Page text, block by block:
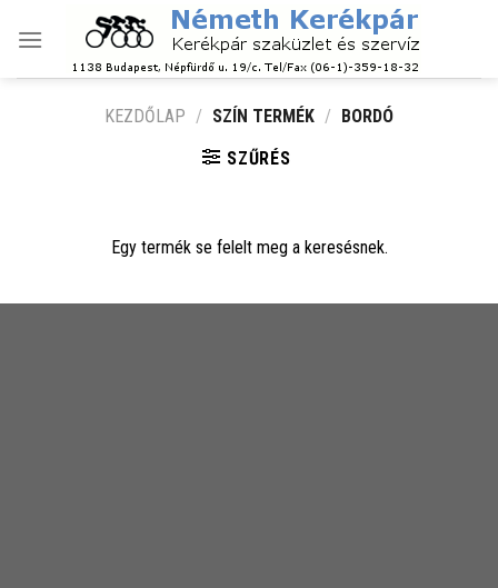
KEZDŐLAP / SZÍN TERMÉK / BORDÓ
SZŰRÉS
Egy termék se felelt meg a keresésnek.